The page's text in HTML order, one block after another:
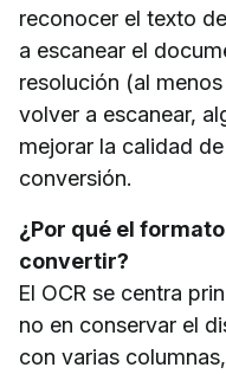
reconocer el texto
a escanear el
resolución (al
volver a escanear,
mejorar la calidad
conversión.
¿Por qué el
convertir?
El OCR se centra
no en conservar el
con varias